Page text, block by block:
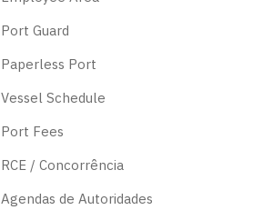
Port Guard
Paperless Port
Vessel Schedule
Port Fees
RCE / Concorrência
Agendas de Autoridades